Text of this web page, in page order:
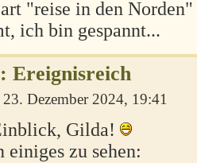
"reise in den
ich bin gespannt...
Ereignisreich
23. Dezember 2024, 19:41
Gilda!
einiges zu sehen: